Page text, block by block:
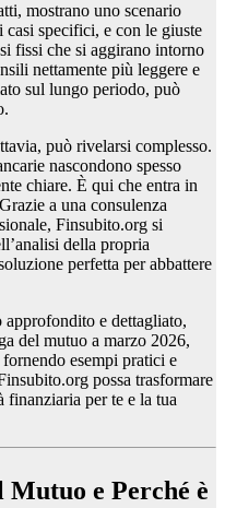
mostrano uno scenario
casi specifici, e con le giuste
fissi che si aggirano intorno
nettamente più leggere e
sul lungo periodo, può
può rivelarsi complesso.
nascondono spesso
chiare. È qui che entra in
a una consulenza
Finsubito.org si
della propria
perfetta per abbattere
e dettagliato,
del mutuo a marzo 2026,
esempi pratici e
possa trasformare
finanziaria per te e la tua
Mutuo e Perché è